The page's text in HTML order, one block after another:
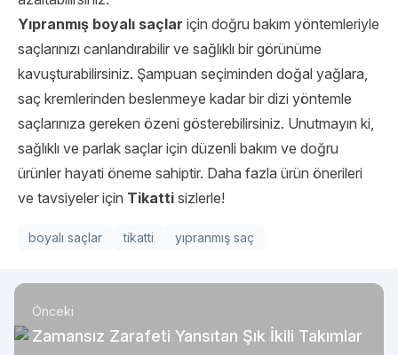
Yıpranmış boyalı saçlar için doğru bakım yöntemleriyle
saçlarınızı canlandırabilir ve sağlıklı bir görünüme
kavuşturabilirsiniz. Şampuan seçiminden doğal yağlara,
saç kremlerinden beslenmeye kadar bir dizi yöntemle
saçlarınıza gereken özeni gösterebilirsiniz. Unutmayın ki,
sağlıklı ve parlak saçlar için düzenli bakım ve doğru
ürünler hayati öneme sahiptir. Daha fazla ürün önerileri
ve tavsiyeler için Tikatti sizlerle!
boyalı saçlar tikatti yıpranmış saç
Önceki
Zamansız Zarafeti Yansıtan Şık İkili Takımlar